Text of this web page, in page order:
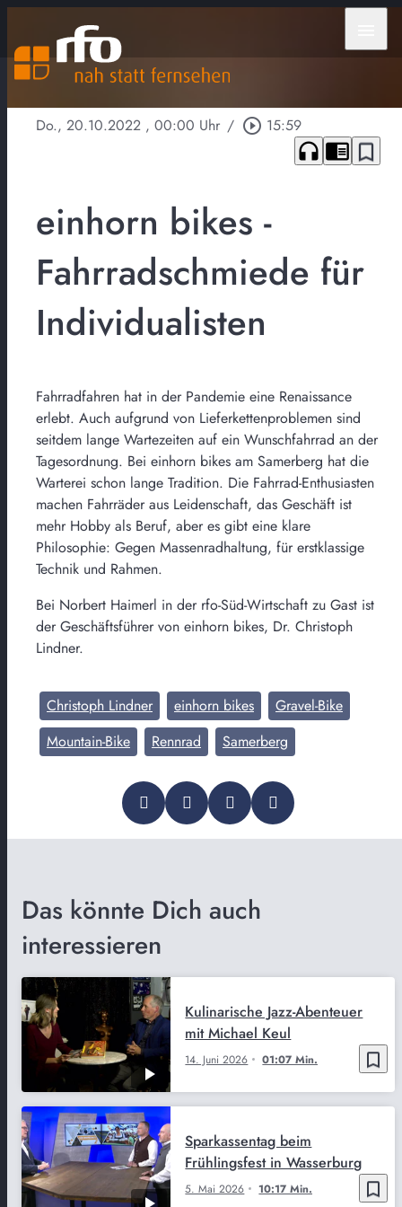
Do., 20.10.2022 , 00:00 Uhr / play_circle_outline 15:59
headphones chrome_reader_mode bookmark_border
einhorn bikes -
Fahrradschmiede für
Individualisten
Fahrradfahren hat in der Pandemie eine Renaissance
erlebt. Auch aufgrund von Lieferkettenproblemen sind
seitdem lange Wartezeiten auf ein Wunschfahrrad an der
Tagesordnung. Bei einhorn bikes am Samerberg hat die
Warterei schon lange Tradition. Die Fahrrad-Enthusiasten
machen Fahrräder aus Leidenschaft, das Geschäft ist
mehr Hobby als Beruf, aber es gibt eine klare
Philosophie: Gegen Massenradhaltung, für erstklassige
Technik und Rahmen.
Bei Norbert Haimerl in der rfo-Süd-Wirtschaft zu Gast ist
der Geschäftsführer von einhorn bikes, Dr. Christoph
Lindner.
Christoph Lindner einhorn bikes
Gravel-Bike
Mountain-Bike
Rennrad Samerberg
Das könnte Dich auch
interessieren
bookmark_border
14. Juni 2026 01:07 Min.
Kulinarische Jazz-Abenteuer
mit Michael Keul
bookmark_border
5. Mai 2026 10:17 Min.
Sparkassentag beim
Frühlingsfest in Wasserburg